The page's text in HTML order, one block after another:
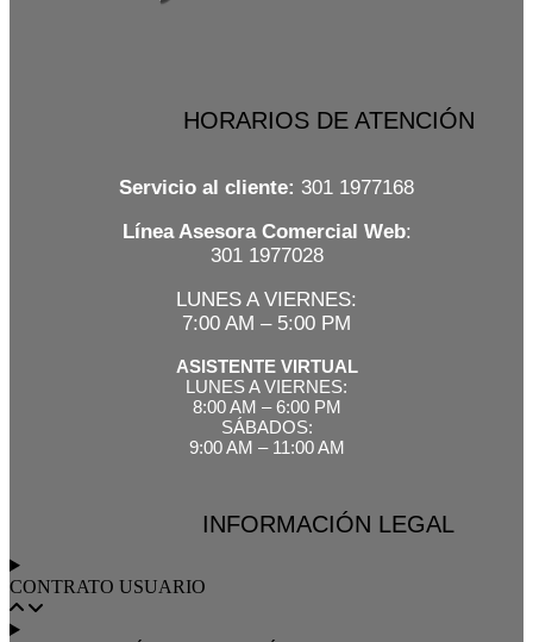
HORARIOS DE ATENCIÓN
Servicio al cliente: 301 1977168
Línea Asesora Comercial Web:
301 1977028
LUNES A VIERNES:
7:00 AM – 5:00 PM
ASISTENTE VIRTUAL
LUNES A VIERNES:
8:00 AM – 6:00 PM
SÁBADOS:
9:00 AM – 11:00 AM
INFORMACIÓN LEGAL
CONTRATO USUARIO